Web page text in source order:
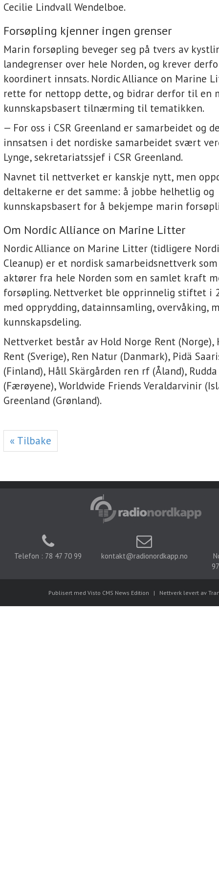
Cecilie Lindvall Wendelboe.
Forsøpling kjenner ingen grenser
Marin forsøpling beveger seg på tvers av
landegrenser over hele Norden, og krever
koordinert innsats. Nordic Alliance on Marine
rette for nettopp dette, og bidrar derfor til en
kunnskapsbasert tilnærming til tematikken.
— For oss i CSR Greenland er samarbeidet og
innsatsen i det nordiske samarbeidet svært
Lynge, sekretariatssjef i CSR Greenland.
Navnet til nettverket er kanskje nytt, men
deltakerne er det samme: å jobbe helhetlig og
kunnskapsbasert for å bekjempe marin
Om Nordic Alliance on Marine Litter
Nordic Alliance on Marine Litter (tidligere
Cleanup) er et nordisk samarbeidsnettverk
aktører fra hele Norden som en samlet kraft
forsøpling. Nettverket ble opprinnelig stiftet i
med opprydding, datainnsamling, overvåking,
kunnskapsdeling.
Nettverket består av Hold Norge Rent (Norge),
Rent (Sverige), Ren Natur (Danmark), Pidä
(Finland), Håll Skärgården ren rf (Åland),
(Færøyene), Worldwide Friends Veraldarvinir
Greenland (Grønland).
« Tilbake
Telefon : 78 47 70 99 kontakt@radionordkapp.no
Publisert med Visto CMS News Edition | Nettverk levert av